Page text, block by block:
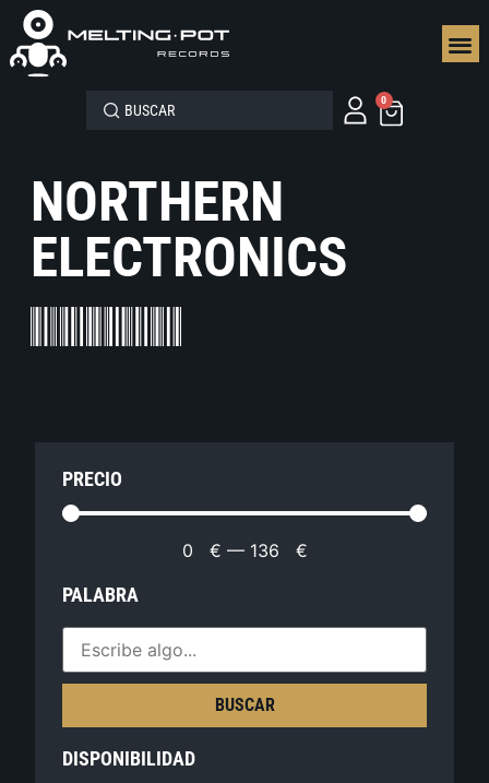
0
NORTHERN
ELECTRONICS
PRECIO
0 € — 136 €
PALABRA
BUSCAR
DISPONIBILIDAD